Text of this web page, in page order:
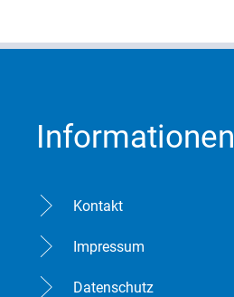
Informationen
Kontakt
Impressum
Datenschutz